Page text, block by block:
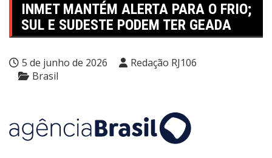
INMET MANTÉM ALERTA PARA O FRIO;
SUL E SUDESTE PODEM TER GEADA
5 de junho de 2026
Redação RJ106
Brasil